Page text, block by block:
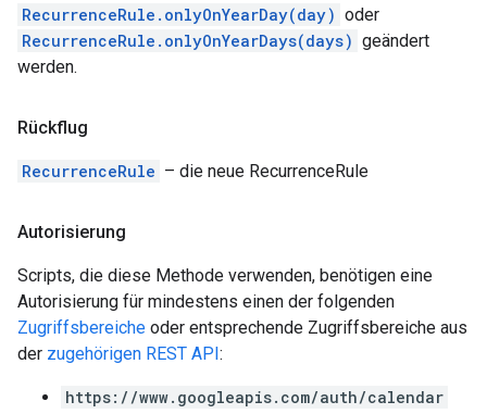
RecurrenceRule.onlyOnYearDay(day) oder
RecurrenceRule.onlyOnYearDays(days) geändert
werden.
Rückflug
RecurrenceRule – die neue RecurrenceRule
Autorisierung
Scripts, die diese Methode verwenden, benötigen eine
Autorisierung für mindestens einen der folgenden
Zugriffsbereiche oder entsprechende Zugriffsbereiche aus
der zugehörigen REST API:
https://www.googleapis.com/auth/calendar